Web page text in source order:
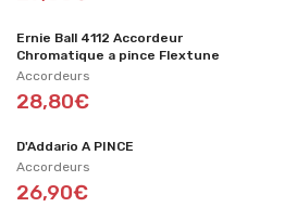
Ernie Ball 4112 Accordeur
Chromatique a pince Flextune
Accordeurs
28,80€
D'Addario A PINCE
Accordeurs
26,90€